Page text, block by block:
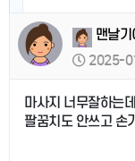
맨날
2025-
마사지 너무잘하는
팔꿈치도 안쓰고 손